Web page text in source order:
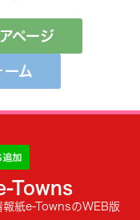
ページ
ーム
Towns
報紙e-TownsのWEB版